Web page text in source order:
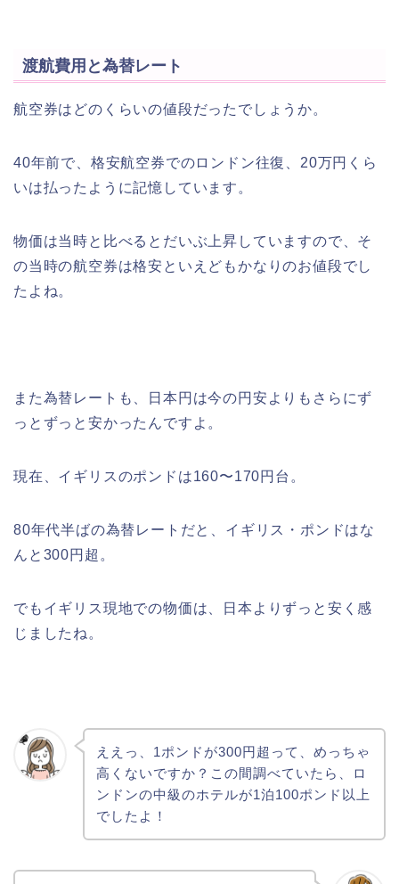
渡航費用と為替レート
航空券はどのくらいの値段だったでしょうか。
40年前で、格安航空券でのロンドン往復、20万円くら
いは払ったように記憶しています。
物価は当時と比べるとだいぶ上昇していますので、そ
の当時の航空券は格安といえどもかなりのお値段でし
たよね。
また為替レートも、日本円は今の円安よりもさらにず
っとずっと安かったんですよ。
現在、イギリスのポンドは160〜170円台。
80年代半ばの為替レートだと、イギリス・ポンドはな
んと300円超。
でもイギリス現地での物価は、日本よりずっと安く感
じましたね。
ええっ、1ポンドが300円超って、めっちゃ
高くないですか？この間調べていたら、ロ
ンドンの中級のホテルが1泊100ポンド以上
でしたよ！